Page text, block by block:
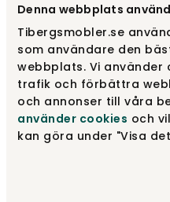
Denna webbplats
Tibergsmobler.se
som användare den
webbplats. Vi
trafik och förbättra
och annonser till våra
använder cookies och
kan göra under "Visa
Ø90 cm
Ø70 cm